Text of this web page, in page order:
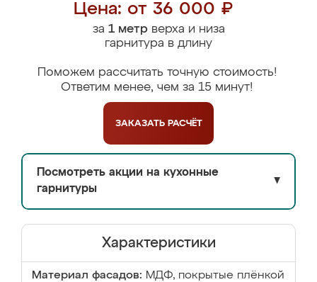
Цена: от 36 000 ₽
за 1 метрверха и низа
гарнитура в длину
Поможем рассчитать точную стоимость!
Ответим менее, чем за 15 минут!
ЗАКАЗАТЬ РАСЧЁТ
Посмотреть акции на кухонные
гарнитуры
▼
Характеристики
Материал фасадов: МДФ, покрытые плёнкой